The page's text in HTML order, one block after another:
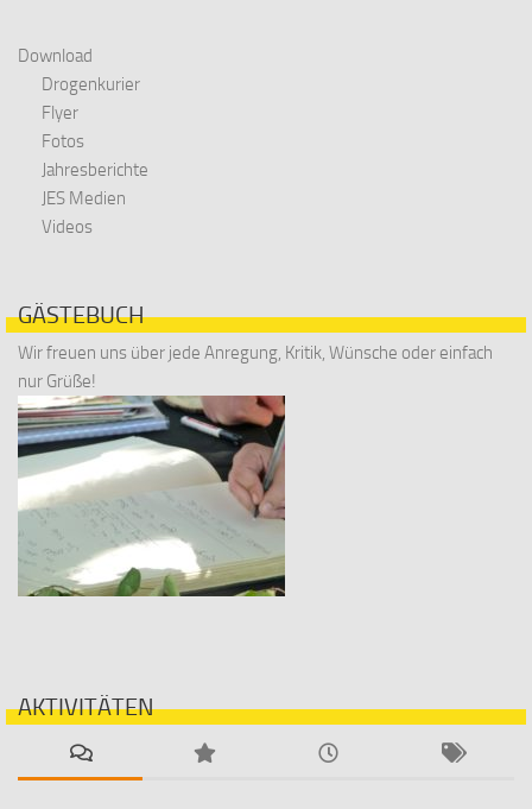
Download
Drogenkurier
Flyer
Fotos
Jahresberichte
JES Medien
Videos
GÄSTEBUCH
Wir freuen uns über jede Anregung, Kritik, Wünsche oder einfach
nur Grüße!
AKTIVITÄTEN